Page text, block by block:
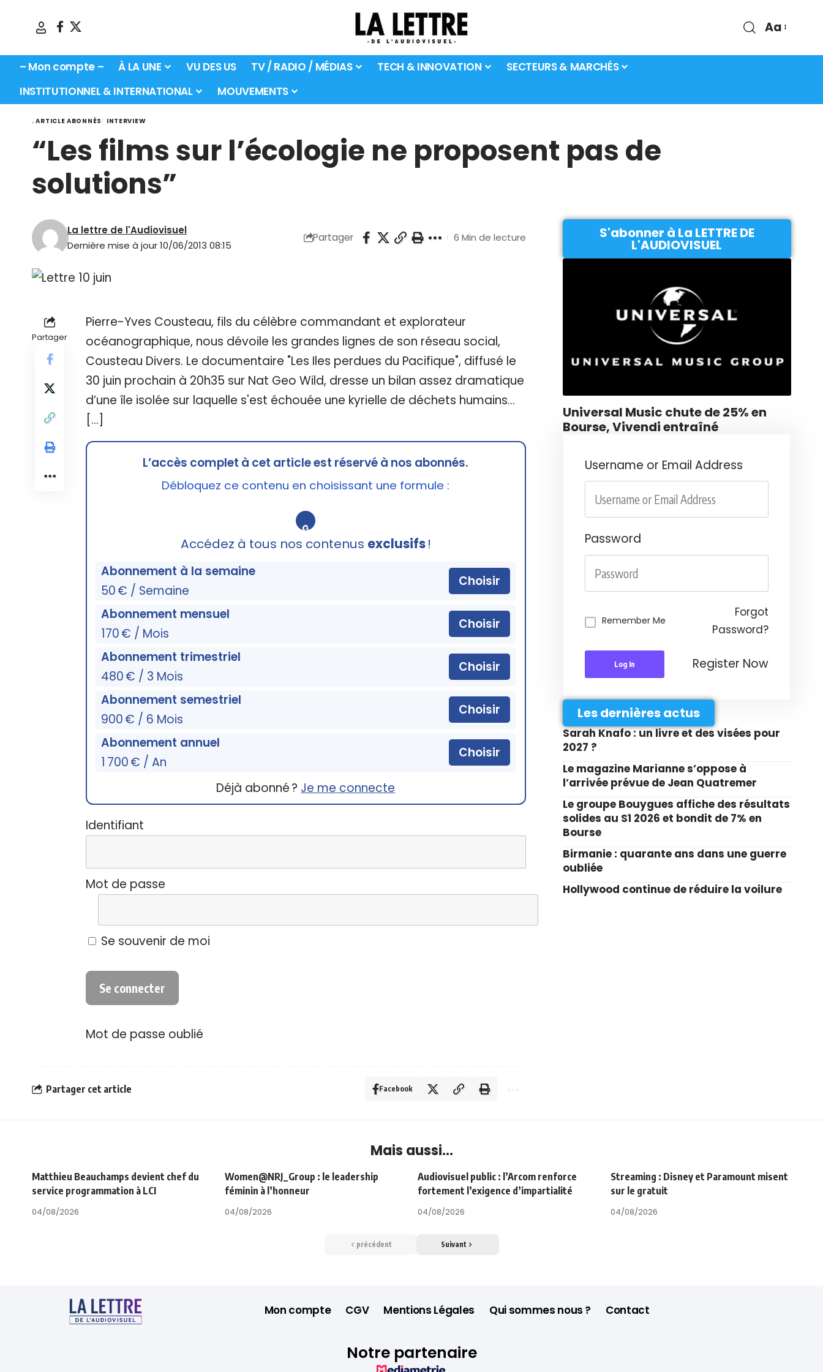
Aa
– Mon compte – À LA UNE VU DES US TV / RADIO / MÉDIAS TECH & INNOVATION
SECTEURS & MARCHÉS
INSTITUTIONNEL & INTERNATIONAL
MOUVEMENTS
. ARTICLE ABONNÉS INTERVIEW
“Les films sur l’écologie ne proposent pas de
solutions”
Dernière mise à jour 10/06/2013 08:15
La lettre de l'Audiovisuel
Partager 6 Min de lecture
Partager
Pierre-Yves Cousteau, fils du célèbre commandant et explorateur
océanographique, nous dévoile les grandes lignes de son réseau social,
Cousteau Divers. Le documentaire "Les Iles perdues du Pacifique", diffusé le
30 juin prochain à 20h35 sur Nat Geo Wild, dresse un bilan assez dramatique
d’une île isolée sur laquelle s'est échouée une kyrielle de déchets humains...
[…]
L’accès complet à cet article est réservé à nos abonnés.
Débloquez ce contenu en choisissant une formule :
🔒
Accédez à tous nos contenus exclusifs!
Abonnement à la semaine
50 € / Semaine
Choisir
Abonnement mensuel
170 € / Mois
Choisir
Abonnement trimestriel
480 € / 3 Mois
Choisir
Abonnement semestriel
900 € / 6 Mois
Choisir
Abonnement annuel
1 700 € / An
Choisir
Déjà abonné ? Je me connecte
Identifiant
Mot de passe
Se souvenir de moi
Mot de passe oublié
Partager cet article Facebook
S'abonner à La LETTRE DE
L'AUDIOVISUEL
Universal Music chute de 25% en
Bourse, Vivendi entraîné
Username or Email Address
Password
Remember Me
Forgot
Password?
Log In Register Now
Les dernières actus
Sarah Knafo : un livre et des visées pour
2027 ?
Le magazine Marianne s’oppose à
l’arrivée prévue de Jean Quatremer
Le groupe Bouygues affiche des résultats
solides au S1 2026 et bondit de 7% en
Bourse
Birmanie : quarante ans dans une guerre
oubliée
Hollywood continue de réduire la voilure
Mais aussi...
Matthieu Beauchamps devient chef du
service programmation à LCI
04/08/2026
Women@NRJ_Group : le leadership
féminin à l’honneur
04/08/2026
Audiovisuel public : l’Arcom renforce
fortement l’exigence d’impartialité
04/08/2026
Streaming : Disney et Paramount misent
sur le gratuit
04/08/2026
précédent Suivant
Mon compte CGV Mentions Légales Qui sommes nous ? Contact
Notre partenaire